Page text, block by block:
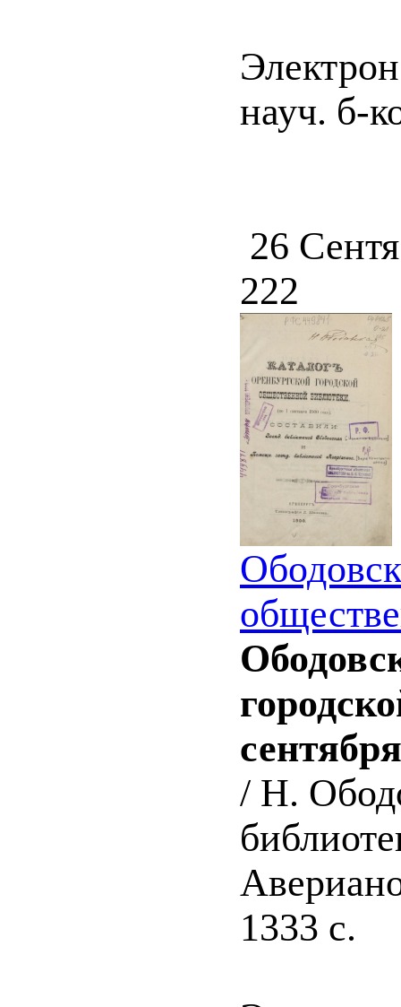
науч. б-
26
222
/ Н.
1333 с.